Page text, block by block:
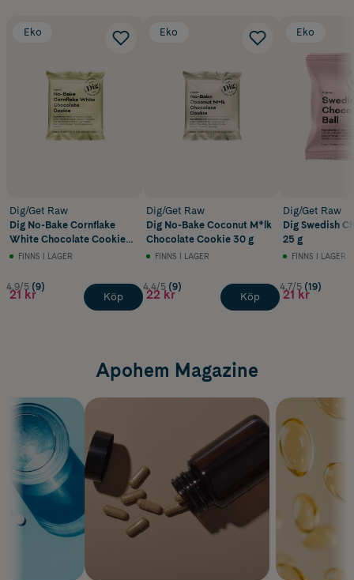
Eko
Dig/Get Raw
Dig No-Bake Cornflake
White Chocolate Cookie
30 gFINNS I LAGER
4.9/5 (9)
21 kr Köp
Eko
Dig/Get Raw
Dig No-Bake Coconut M*lk
Chocolate Cookie 30 g
FINNS I LAGER
4.4/5 (9)
22 kr Köp
Eko
Dig/Get Raw
Dig Swedish
25 g
FINNS I LAGER
4.7/5 (19)
21 kr
Apohem Magazine